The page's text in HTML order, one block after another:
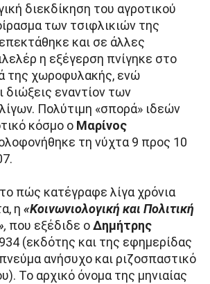
διεκδίκηση του αγροτικού
των τσιφλικιών της
και σε άλλες
η εξέγερση πνίγηκε στο
της χωροφυλακής, ενώ
διώξεις εναντίον των
Πολύτιμη «σπορά» ιδεών
κόσμο ο Μαρίνος
τη νύχτα 9 προς 10
πώς κατέγραφε λίγα χρόνια
η «Κοινωνιολογική και Πολιτική
, που εξέδιδε οΔημήτρης
(εκδότης και της εφημερίδας
ανήσυχο και ριζοσπαστικό
Το αρχικό όνομα της μηνιαίας